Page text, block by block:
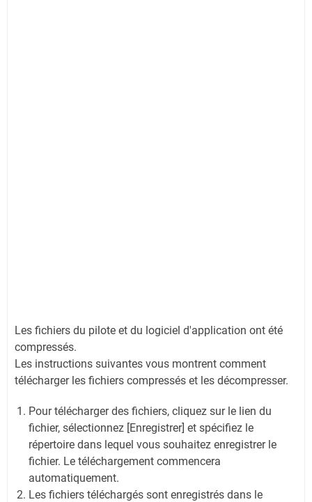
Les fichiers du pilote et du logiciel d'application ont été
compressés.
Les instructions suivantes vous montrent comment
télécharger les fichiers compressés et les décompresser.
Pour télécharger des fichiers, cliquez sur le lien du
fichier, sélectionnez [Enregistrer] et spécifiez le
répertoire dans lequel vous souhaitez enregistrer le
fichier. Le téléchargement commencera
automatiquement.
Les fichiers téléchargés sont enregistrés dans le